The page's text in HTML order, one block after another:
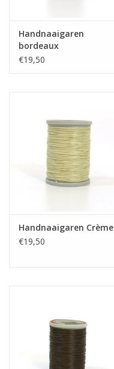
Handnaaigaren
bordeaux
€19,50
Handnaaigaren Crème
€19,50